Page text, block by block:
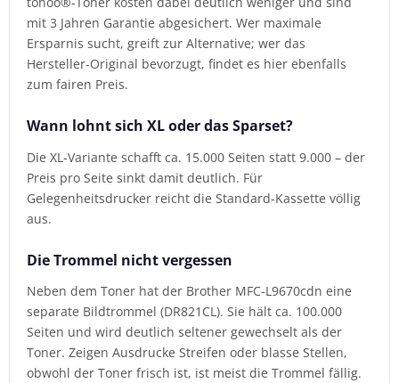
mit 3 Jahren Garantie abgesichert. Wer maximale
Ersparnis sucht, greift zur Alternative; wer das
Hersteller-Original bevorzugt, findet es hier ebenfalls
zum fairen Preis.
Wann lohnt sich XL oder das Sparset?
Die XL-Variante schafft ca. 15.000 Seiten statt 9.000 – der
Preis pro Seite sinkt damit deutlich. Für
Gelegenheitsdrucker reicht die Standard-Kassette völlig
aus.
Die Trommel nicht vergessen
Neben dem Toner hat der Brother MFC-L9670cdn eine
separate Bildtrommel (DR821CL). Sie hält ca. 100.000
Seiten und wird deutlich seltener gewechselt als der
Toner. Zeigen Ausdrucke Streifen oder blasse Stellen,
obwohl der Toner frisch ist, ist meist die Trommel fällig.